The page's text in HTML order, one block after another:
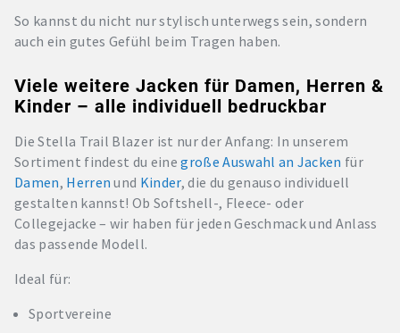
So kannst du nicht nur stylisch unterwegs sein, sondern
auch ein gutes Gefühl beim Tragen haben.
Viele weitere Jacken für Damen, Herren &
Kinder – alle individuell bedruckbar
Die Stella Trail Blazer ist nur der Anfang: In unserem
Sortiment findest du einegroße Auswahl an Jacken für
Damen, Herren und Kinder, die du genauso individuell
gestalten kannst! Ob Softshell-, Fleece- oder
Collegejacke – wir haben für jeden Geschmack und Anlass
das passende Modell.
Ideal für:
Sportvereine